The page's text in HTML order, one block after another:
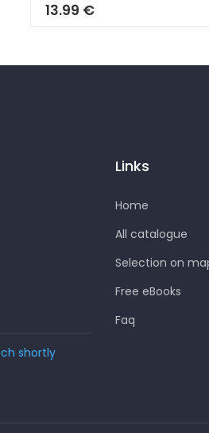
13.99 €
shortly
Links
Home
All catalogue
Selection on
Free eBooks
Faq